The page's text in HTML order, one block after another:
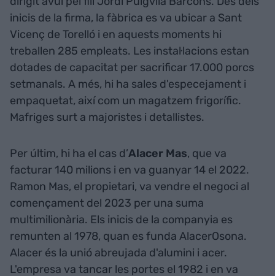
inicis de la firma, la fàbrica es va ubicar a Sant
Vicenç de Torelló i en aquests moments hi
treballen 285 empleats. Les instal·lacions estan
dotades de capacitat per sacrificar 17.000 porcs
setmanals. A més, hi ha sales d'especejament i
empaquetat, així com un magatzem frigorífic.
Mafriges surt a majoristes i detallistes.
Per últim, hi ha el cas d’Alacer Mas, que va
facturar 140 milions i en va guanyar 14 el 2022.
Ramon Mas, el propietari, va vendre el negoci al
començament del 2023 per una suma
multimilionària. Els inicis de la companyia es
remunten al 1978, quan es funda AlacerOsona.
Alacer és la unió abreujada d'alumini i acer.
L'empresa va tancar les portes el 1982 i en va